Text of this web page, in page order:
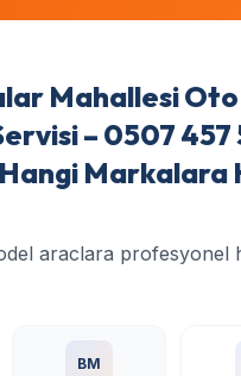
Mahallesi Oto
– 0507 457
Markalara
araclara profesyonel
BM